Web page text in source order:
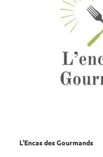
L'Encas des Gourmands